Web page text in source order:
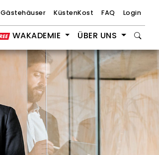
Gästehäuser KüstenKost FAQ Login
WAKADEMIE ÜBER UNS